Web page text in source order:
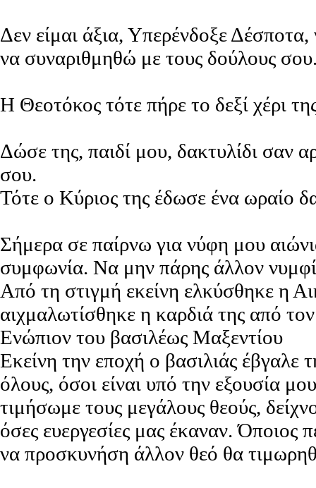
Δεν είμαι άξια, Υπερένδοξε
να συναριθμηθώ με τους δούλους
Η Θεοτόκος τότε πήρε το δεξί χέρι
Δώσε της, παιδί μου, δακτυλίδι σαν
σου.
Τότε ο Κύριος της έδωσε ένα ωραίο
Σήμερα σε παίρνω για νύφη μου
συμφωνία. Να μην πάρης άλλον
Από τη στιγμή εκείνη ελκύσθηκε η
αιχμαλωτίσθηκε η καρδιά της από
Ενώπιον του βασιλέως Μαξεντίου
Εκείνη την εποχή ο βασιλιάς έβγαλε
όλους, όσοι είναι υπό την εξουσία
τιμήσωμε τους μεγάλους θεούς,
όσες ευεργεσίες μας έκαναν. Όποιος
να προσκυνήση άλλον θεό θα